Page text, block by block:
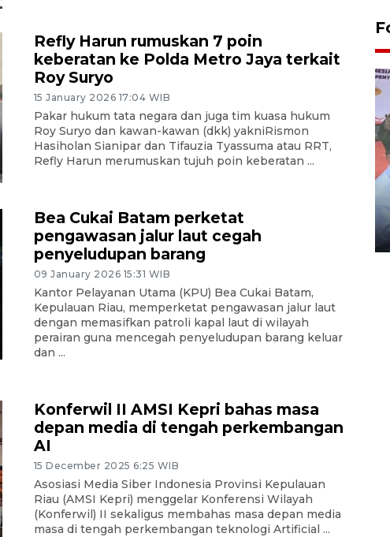
Refly Harun rumuskan 7 poin
keberatan ke Polda Metro Jaya terkait
Roy Suryo
15 January 2026 17:04 WIB
Pakar hukum tata negara dan juga tim kuasa hukum
Roy Suryo dan kawan-kawan (dkk) yakniRismon
Hasiholan Sianipar dan Tifauzia Tyassuma atau RRT,
Refly Harun merumuskan tujuh poin keberatan ...
Bea Cukai Batam perketat
pengawasan jalur laut cegah
penyeludupan barang
09 January 2026 15:31 WIB
Kantor Pelayanan Utama (KPU) Bea Cukai Batam,
Kepulauan Riau, memperketat pengawasan jalur laut
dengan memasifkan patroli kapal laut di wilayah
perairan guna mencegah penyeludupan barang keluar
dan ...
Konferwil II AMSI Kepri bahas masa
depan media di tengah perkembangan
AI
15 December 2025 6:25 WIB
Asosiasi Media Siber Indonesia Provinsi Kepulauan
Riau (AMSI Kepri) menggelar Konferensi Wilayah
(Konferwil) II sekaligus membahas masa depan media
masa di tengah perkembangan teknologi Artificial ...
gunakan mobil jenazah
08 February 2024 15:30 WIB, 2024